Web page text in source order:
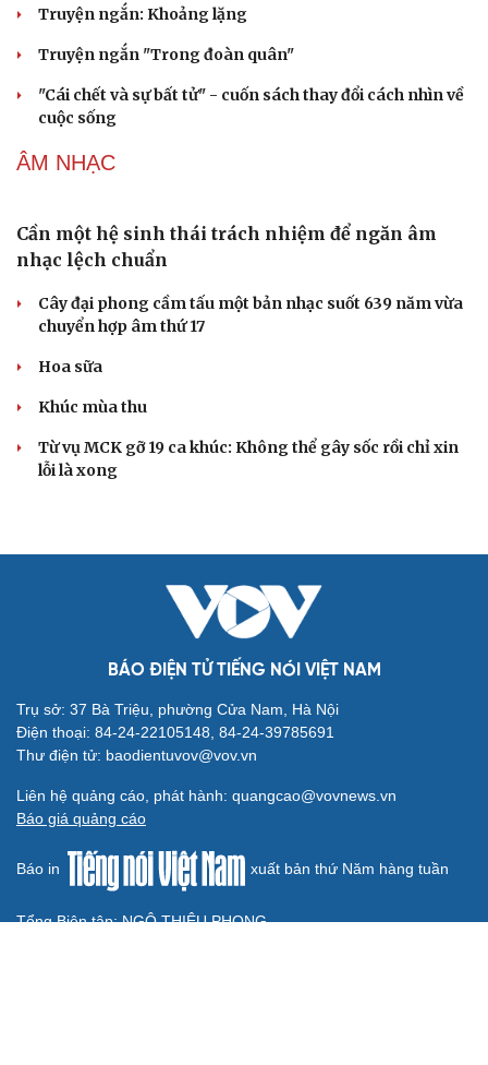
The Odyssey vượt 1 tỷ USD, Christopher Nolan tái lập kỳ
tích sau 14 năm
Ba phim Việt cùng “đổ bộ” phòng vé tháng 8, đối đầu
loạt bom tấn ngoại
ca từ chốn ngục tù Côn Đảo
Holland với Spider-Man
VĂN HỌC
xoáy kiệt sức
"Bẫy bản năng - Trực giác của bạn không đáng tin
đâu": Khi dữ liệu lên tiếng
Truyện ngắn: Khoảng lặng
Cần một hệ sinh thái trách nhiệm để ngăn âm
nhạc lệch chuẩn
chuyển hợp âm thứ 17
Khúc mùa thu
Từ vụ MCK gỡ 19 ca khúc: Không thể gây sốc rồi chỉ xin